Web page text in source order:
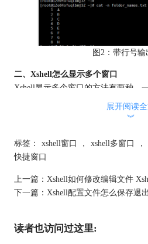
图2：带行号输
二、Xshell怎么显示多个窗口
Xshell显示多个窗口的方法有两种，
使用分屏。下面分别介绍：
签页对应一个不同的会话。具体步骤
1、打开Xshell，点击菜单栏中的“文
2、在新建会话窗口中，输入会话的
然后点击“确定”，创建一个新的会话
3、重复上述步骤，可以在同一个
以标签页的形式显示。用户可以通过
展开阅读
︾
标签： xshell窗口 ， xshell多窗口 ，
快捷窗口
上一篇： Xshell如何修改编辑文件
下一篇： Xshell配置文件怎么保存退
读者也访问过这里: